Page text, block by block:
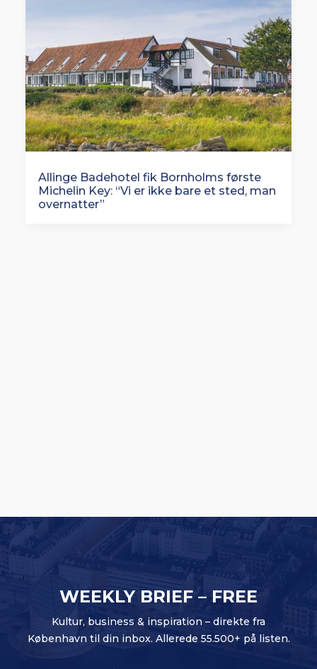
Allinge Badehotel fik Bornholms første
Michelin Key: “Vi er ikke bare et sted, man
overnatter”
WEEKLY BRIEF – FREE
Kultur, business & inspiration – direkte fra
København til din inbox. Allerede 55.500+ på listen.